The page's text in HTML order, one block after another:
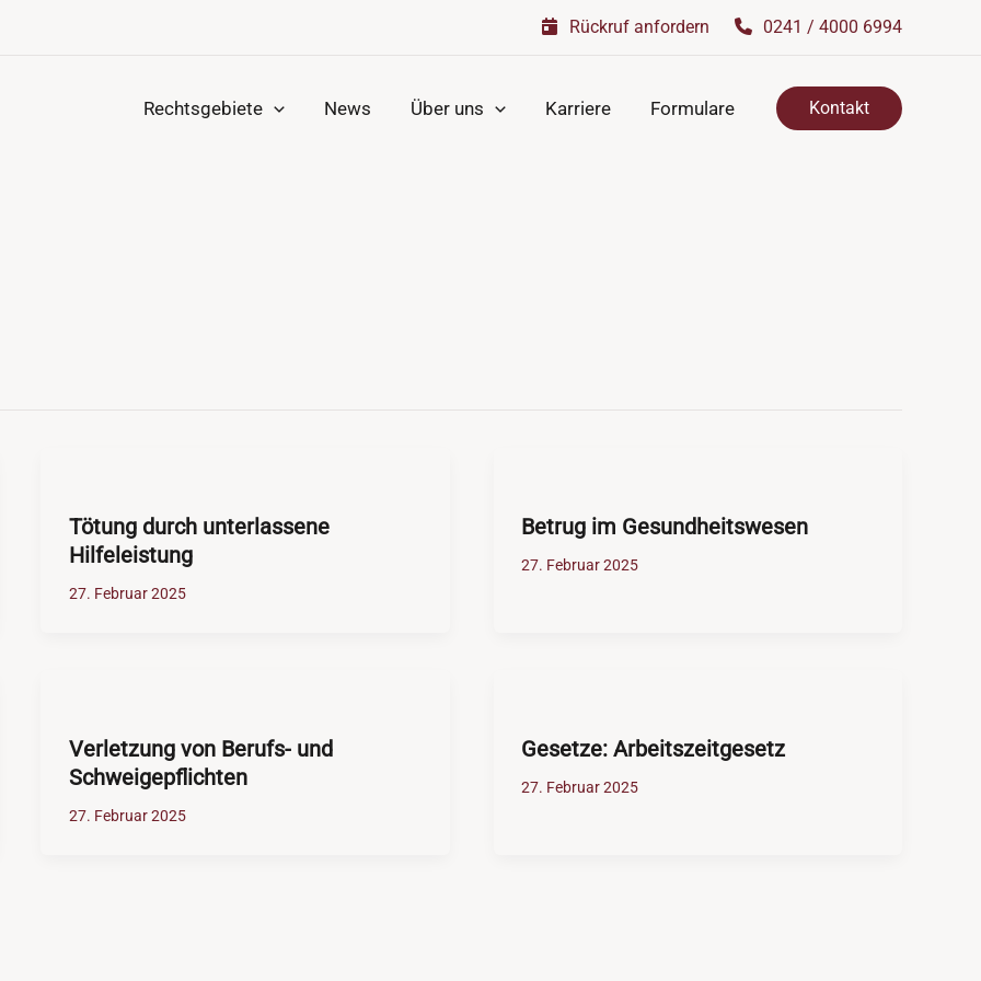
Rückruf anfordern 0241 / 4000 6994
Rechtsgebiete News Über uns Karriere Formulare Kontakt
Tötung durch unterlassene
Hilfeleistung
27. Februar 2025
Betrug im Gesundheitswesen
27. Februar 2025
Verletzung von Berufs- und
Schweigepflichten
27. Februar 2025
Gesetze: Arbeitszeitgesetz
27. Februar 2025